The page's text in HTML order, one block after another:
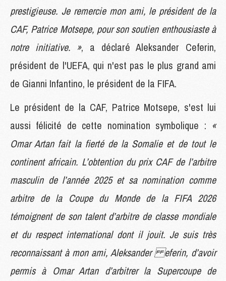
prestigieuse. Je remercie mon ami, le président de la
CAF, Patrice Motsepe, pour son soutien enthousiaste à
notre initiative. », a déclaré Aleksander Ceferin,
président de l'UEFA, qui n'est pas le plus grand ami
de Gianni Infantino, le président de la FIFA.
Le président de la CAF, Patrice Motsepe, s'est lui
aussi félicité de cette nomination symbolique : «
Omar Artan fait la fierté de la Somalie et de tout le
continent africain. L’obtention du prix CAF de l’arbitre
masculin de l’année 2025 et sa nomination comme
arbitre de la Coupe du Monde de la FIFA 2026
témoignent de son talent d’arbitre de classe mondiale
et du respect international dont il jouit. Je suis très
reconnaissant à mon ami, Aleksander eferin, d’avoir
permis à Omar Artan d’arbitrer la Supercoupe de